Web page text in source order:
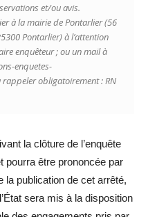
et/ou avis.
à la mairie de Pontarlier (56
Pontarlier) à l’attention
enquêteur ; ou un mail à
enquetes-
obligatoirement : RN
la clôture de l’enquête
pourra être prononcée par
la publication de cet arrêté,
sera mis à la disposition